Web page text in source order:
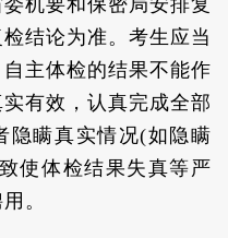
机要和保密局安排复
结论为准。考生应当
主体检的结果不能作
有效，认真完成全部
隐瞒真实情况(如隐瞒
使体检结果失真等严
。